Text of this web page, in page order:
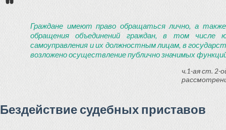
Граждане имеют право обращаться лично, а
обращения объединений граждан, в том числе
самоуправления и их должностным лицам, в
возложено осуществление публично значимых
ч.1-ая ст. 2-
Бездействие судебных приставов